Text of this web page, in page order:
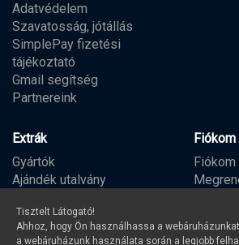
Adatvédelem
Szavatosság, jótállás
SimplePay fizetési
tájékoztató
Gmail segítség
Partnereink
Extrák
Gyártók
Ajándék utalvány
Fiókom
Fiókom
Tisztelt Látogató!
Ahhoz, hogy Ön használhassa a
a webáruházunk használata során a legjobb